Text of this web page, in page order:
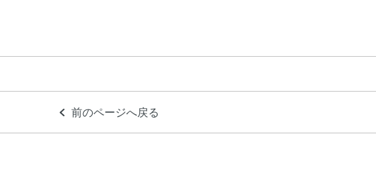
前のページへ戻る